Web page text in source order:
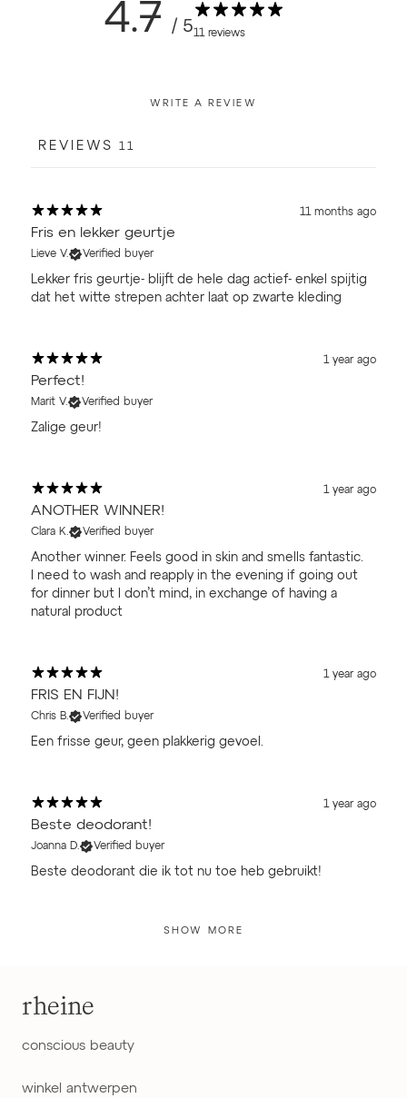
4.7 / 511 reviews
WRITE A REVIEW
REVIEWS 11
11 months ago
Fris en lekker geurtje
Lieve V. Verified buyer
Lekker fris geurtje- blijft de hele dag actief- enkel spijtig
dat het witte strepen achter laat op zwarte kleding
1 year ago
Perfect!
Marit V. Verified buyer
Zalige geur!
1 year ago
ANOTHER WINNER!
Clara K. Verified buyer
Another winner. Feels good in skin and smells fantastic.
I need to wash and reapply in the evening if going out
for dinner but I don’t mind, in exchange of having a
natural product
1 year ago
FRIS EN FIJN!
Chris B. Verified buyer
Een frisse geur, geen plakkerig gevoel.
1 year ago
Beste deodorant!
Joanna D. Verified buyer
Beste deodorant die ik tot nu toe heb gebruikt!
SHOW MORE
rheine
conscious beauty
winkel antwerpen